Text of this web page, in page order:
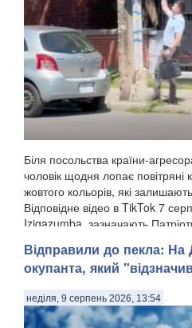
Біля посольства країни-
чоловік щодня лопає повітряні
жовтого кольорів, які
Відповідне відео в TikTok 7
Izigazumba, зазначають
Відправили до пекла: На
окупанта, який
неділя, 9 серпень 2026, 13:54